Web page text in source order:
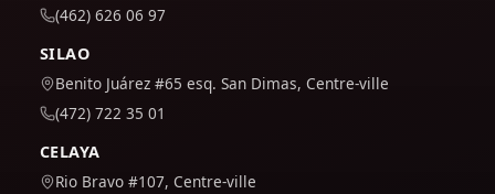
(462) 626 06 97
SILAO
Benito Juárez #65 esq. San Dimas, Centre-ville
(472) 722 35 01
CELAYA
Rio Bravo #107, Centre-ville